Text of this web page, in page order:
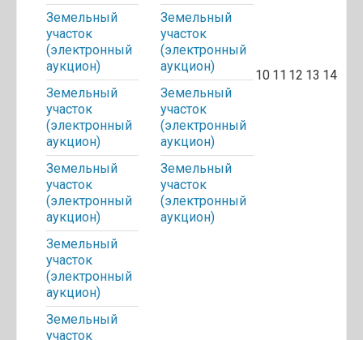
Земельный
участок
(электронный
аукцион)
Земельный
участок
(электронный
аукцион)
Земельный
участок
(электронный
аукцион)
Земельный
участок
(электронный
аукцион)
Земельный
участок
Земельный
участок
(электронный
аукцион)
Земельный
участок
(электронный
аукцион)
Земельный
участок
(электронный
аукцион)
10 11 12 13 14